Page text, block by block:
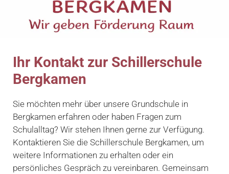
Ihr Kontakt zur Schillerschule
Bergkamen
Sie möchten mehr über unsere Grundschule in
Bergkamen erfahren oder haben Fragen zum
Schulalltag? Wir stehen Ihnen gerne zur Verfügung.
Kontaktieren Sie die Schillerschule Bergkamen, um
weitere Informationen zu erhalten oder ein
persönliches Gespräch zu vereinbaren. Gemeinsam